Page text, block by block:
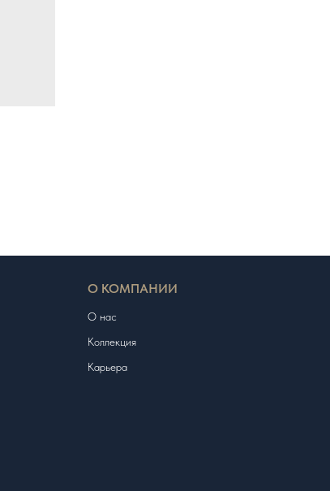
О КОМПАНИИ
О нас
Коллекция
Карьера